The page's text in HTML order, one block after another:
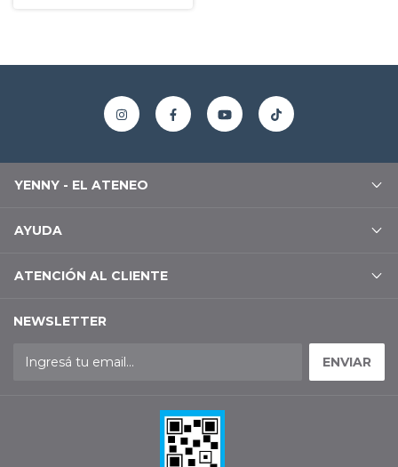
YENNY - EL ATENEO
AYUDA
ATENCIÓN AL CLIENTE
NEWSLETTER